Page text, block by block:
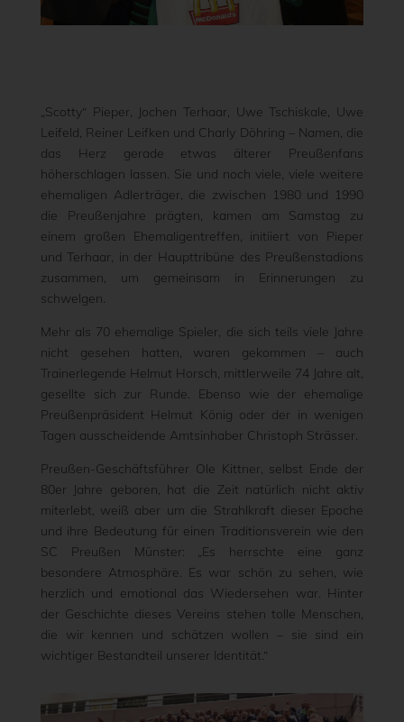
„Scotty“ Pieper, Jochen Terhaar, Uwe Tschiskale, Uwe
Leifeld, Reiner Leifken und Charly Döhring – Namen, die
das Herz gerade etwas älterer Preußenfans
höherschlagen lassen. Sie und noch viele, viele weitere
ehemaligen Adlerträger, die zwischen 1980 und 1990
die Preußenjahre prägten, kamen am Samstag zu
einem großen Ehemaligentreffen, initiiert von Pieper
und Terhaar, in der Haupttribüne des Preußenstadions
zusammen, um gemeinsam in Erinnerungen zu
schwelgen.
Mehr als 70 ehemalige Spieler, die sich teils viele Jahre
nicht gesehen hatten, waren gekommen – auch
Trainerlegende Helmut Horsch, mittlerweile 74 Jahre alt,
gesellte sich zur Runde. Ebenso wie der ehemalige
Preußenpräsident Helmut König oder der in wenigen
Tagen ausscheidende Amtsinhaber Christoph Strässer.
Preußen-Geschäftsführer Ole Kittner, selbst Ende der
80er Jahre geboren, hat die Zeit natürlich nicht aktiv
miterlebt, weiß aber um die Strahlkraft dieser Epoche
und ihre Bedeutung für einen Traditionsverein wie den
SC Preußen Münster: „Es herrschte eine ganz
besondere Atmosphäre. Es war schön zu sehen, wie
herzlich und emotional das Wiedersehen war. Hinter
der Geschichte dieses Vereins stehen tolle Menschen,
die wir kennen und schätzen wollen – sie sind ein
wichtiger Bestandteil unserer Identität.“